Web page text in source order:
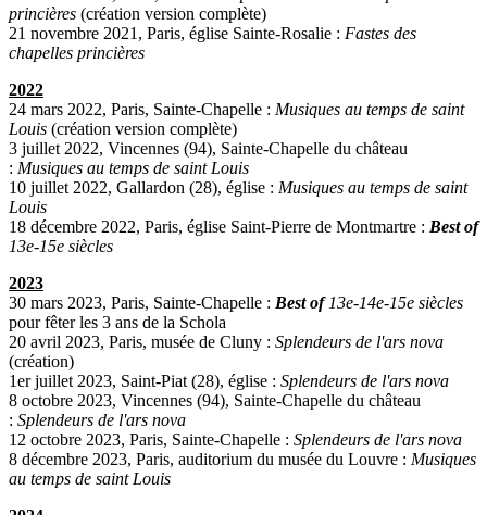
princières (création version complète)
21 novembre 2021, Paris, église Sainte-Rosalie : Fastes des
chapelles princières
2022
24 mars 2022, Paris, Sainte-Chapelle : Musiques au temps de saint
Louis (création version complète)
3 juillet 2022, Vincennes (94), Sainte-Chapelle du château
: Musiques au temps de saint Louis
10 juillet 2022, Gallardon (28), église : Musiques au temps de saint
Louis
18 décembre 2022, Paris, église Saint-Pierre de Montmartre : Best of
13e-15e siècles
2023
30 mars 2023, Paris, Sainte-Chapelle : Best of13e-14e-15e siècles
pour fêter les 3 ans de la Schola
20 avril 2023, Paris, musée de Cluny : Splendeurs de l'ars nova
(création)
1er juillet 2023, Saint-Piat (28), église : Splendeurs de l'ars nova
8 octobre 2023, Vincennes (94), Sainte-Chapelle du château
: Splendeurs de l'ars nova
12 octobre 2023, Paris, Sainte-Chapelle : Splendeurs de l'ars nova
8 décembre 2023, Paris, auditorium du musée du Louvre : Musiques
au temps de saint Louis